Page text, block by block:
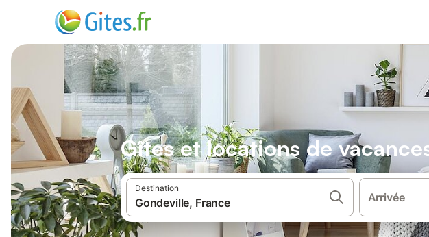
Gîtes et locations de
Destination
Arrivée